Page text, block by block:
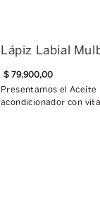
Lápiz Labial
$ 79.900,00
Presentamos el Aceite
acondicionador con